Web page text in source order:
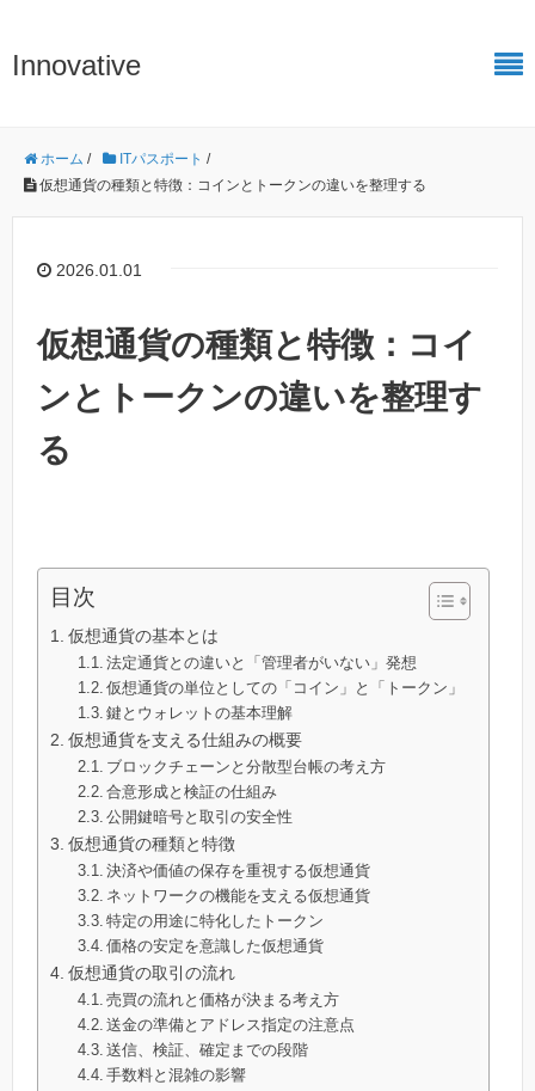
Innovative
ホーム / ITパスポート /
仮想通貨の種類と特徴：コインとトークンの違いを整理する
2026.01.01
仮想通貨の種類と特徴：コイ
ンとトークンの違いを整理す
る
目次
仮想通貨の基本とは
法定通貨との違いと「管理者がいない」発想
仮想通貨の単位としての「コイン」と「トークン」
鍵とウォレットの基本理解
仮想通貨を支える仕組みの概要
ブロックチェーンと分散型台帳の考え方
合意形成と検証の仕組み
公開鍵暗号と取引の安全性
仮想通貨の種類と特徴
決済や価値の保存を重視する仮想通貨
ネットワークの機能を支える仮想通貨
特定の用途に特化したトークン
価格の安定を意識した仮想通貨
仮想通貨の取引の流れ
売買の流れと価格が決まる考え方
送金の準備とアドレス指定の注意点
送信、検証、確定までの段階
手数料と混雑の影響